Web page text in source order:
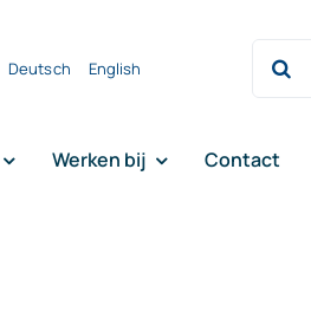
Deutsch English
Zoeken
naar:
Werken bij Contact